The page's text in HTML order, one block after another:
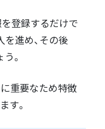
登録するだけで
進め、その後
。
重要なため特徴
す。